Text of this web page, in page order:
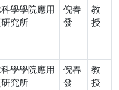
學學院應用
究所
倪春
發
教
授
學學院應用
究所
倪春
發
教
授